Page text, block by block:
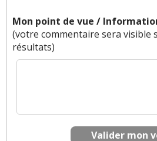
Mon point de vue /
(votre commentaire sera visible
résultats)
Valider mon